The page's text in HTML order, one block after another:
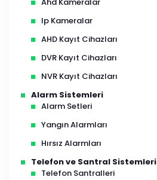
Ip Kameralar
AHD Kayıt Cihazları
DVR Kayıt Cihazları
NVR Kayıt Cihazları
Alarm Sistemleri
Alarm Setleri
Yangın Alarmları
Hırsız Alarmları
Telefon ve Santral Sistemleri
Telefon Santralleri